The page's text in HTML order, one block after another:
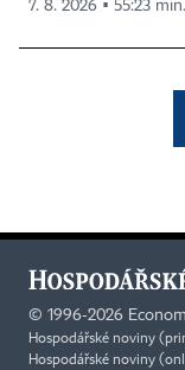
7. 8. 2026 ▪ 55:23 min.
© 1996-2026
Hospodářské noviny
Hospodářské noviny